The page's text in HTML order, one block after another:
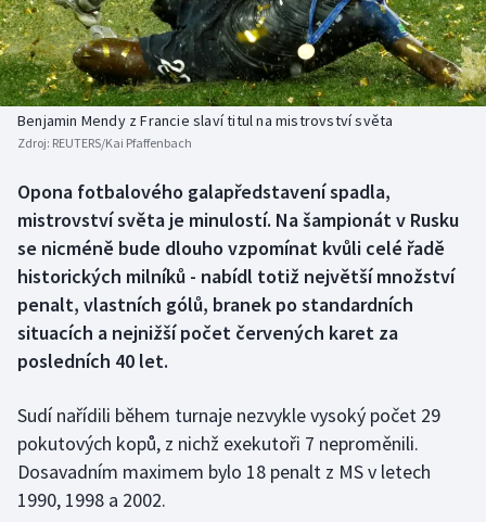
Baseball a softbal
Basketbal
Biatlon
Box
Curling
Dostihy
Golf
Soutěže
Historické návraty
Aplikace ČT sport
Benjamin Mendy z Francie slaví titul na mistrovství světa
Zdroj: REUTERS/Kai Pfaffenbach
Opona fotbalového galapředstavení spadla,
mistrovství světa je minulostí. Na šampionát v Rusku
se nicméně bude dlouho vzpomínat kvůli celé řadě
historických milníků - nabídl totiž největší množství
penalt, vlastních gólů, branek po standardních
situacích a nejnižší počet červených karet za
posledních 40 let.
Sudí nařídili během turnaje nezvykle vysoký počet 29
pokutových kopů, z nichž exekutoři 7 neproměnili.
Dosavadním maximem bylo 18 penalt z MS v letech
1990, 1998 a 2002.